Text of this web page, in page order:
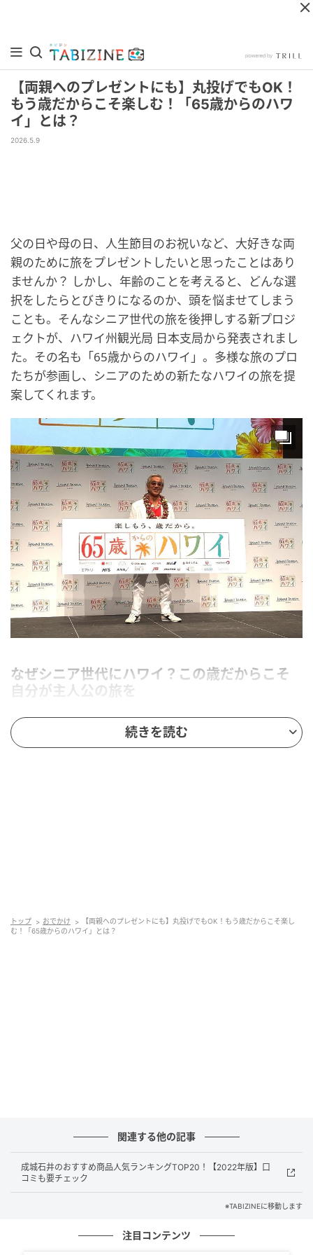
【両親へのプレゼントにも】丸投げでもOK！
もう歳だからこそ楽しむ！「65歳からのハワ
イ」とは？
2026.5.9
父の日や母の日、人生節目のお祝いなど、大好きな両
親のために旅をプレゼントしたいと思ったことはあり
ませんか？ しかし、年齢のことを考えると、どんな選
択をしたらとびきりになるのか、頭を悩ませてしまう
ことも。そんなシニア世代の旅を後押しする新プロジ
ェクトが、ハワイ州観光局 日本支局から発表されまし
た。その名も「65歳からのハワイ」。多様な旅のプロ
たちが参画し、シニアのための新たなハワイの旅を提
案してくれます。
なぜシニア世代にハワイ？この歳だからこそ
自分が主人公の旅を
ワイに対して特別な思いや憧れを抱いている世代。
1980年代の海外旅行ブームを経験しており、日常生活
に支障のない旅行のための時間もたっぷりとれます。
海外旅行となれば、やってみたいことや、行ってみた
の問題、予約方法など、心配ごとも多く出てきてしま
続きを読む
トップ おでかけ
【両親へのプレゼントにも】丸投げでもOK！もう歳だからこそ楽し
む！「65歳からのハワイ」とは？
関連する他の記事
成城石井のおすすめ商品人気ランキングTOP20！【2022年版】口
コミも要チェック
※TABIZINEに移動します
注目コンテンツ